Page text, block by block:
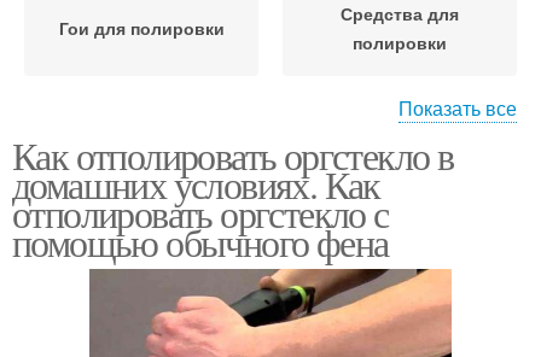
Гои для полировки
Средства для
полировки
Химическая полировка
Показать все
Как отполировать оргстекло в
домашних условиях. Как
отполировать оргстекло с
помощью обычного фена